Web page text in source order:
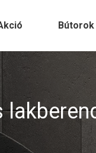
Bútorok